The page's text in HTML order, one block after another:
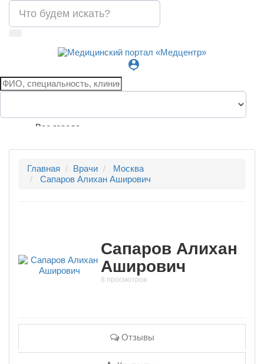
person_pin
Все города
Главная Врачи
Москва
Сапаров Алихан Аширович
Сапаров Алихан
Аширович
8 просмотров
Отзывы